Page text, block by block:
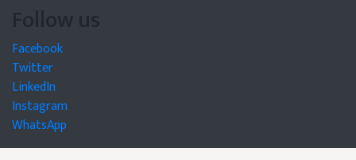
Follow us
Facebook
Twitter
LinkedIn
Instagram
WhatsApp